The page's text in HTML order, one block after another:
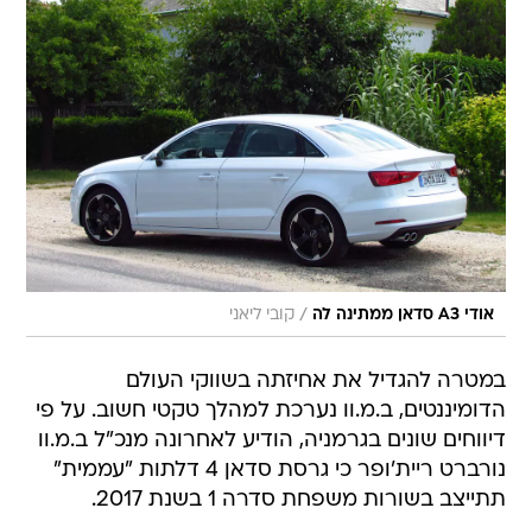
אודי A3 סדאן ממתינה לה / קובי ליאני
במטרה להגדיל את אחיזתה בשווקי העולם
הדומיננטים, ב.מ.וו נערכת למהלך טקטי חשוב. על פי
דיווחים שונים בגרמניה, הודיע לאחרונה מנכ"ל ב.מ.וו
נורברט ריית'ופר כי גרסת סדאן 4 דלתות "עממית"
תתייצב בשורות משפחת סדרה 1 בשנת 2017.